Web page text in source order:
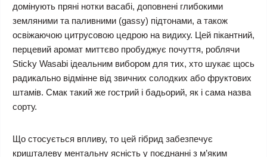
домінують пряні нотки васабі, доповнені глибокими
земляними та паливними (gassy) підтонами, а також
освіжаючою цитрусовою цедрою на видиху. Цей пікантний,
перцевий аромат миттєво пробуджує почуття, роблячи
Sticky Wasabi ідеальним вибором для тих, хто шукає щось
радикально відмінне від звичних солодких або фруктових
штамів. Смак такий же гострий і бадьорий, як і сама назва
сорту.
Що стосується впливу, то цей гібрид забезпечує
кришталеву ментальну ясність у поєднанні з м’яким